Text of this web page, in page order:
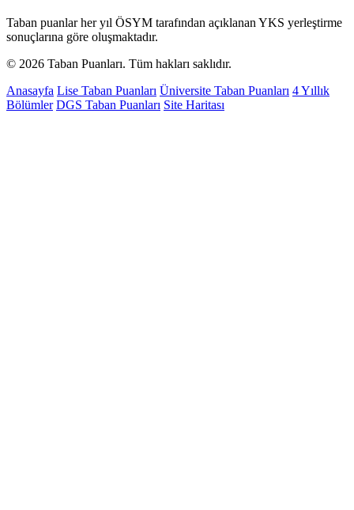
Taban puanlar her yıl ÖSYM tarafından açıklanan YKS yerleştirme
sonuçlarına göre oluşmaktadır.
© 2026 Taban Puanları. Tüm hakları saklıdır.
Anasayfa Lise Taban Puanları Üniversite Taban Puanları 4 Yıllık
Bölümler DGS Taban Puanları Site Haritası